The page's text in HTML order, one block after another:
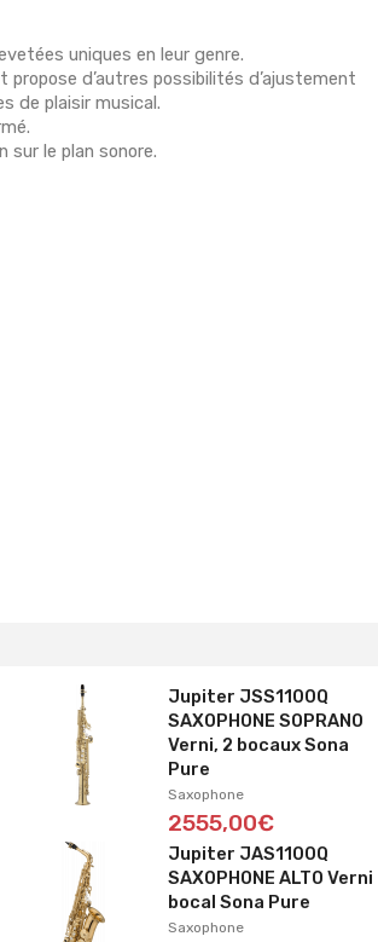
uniques en leur genre.
d’autres possibilités d’ajustement
de plaisir musical.
sur le plan sonore.
Jupiter JSS1100Q
SAXOPHONE SOPRANO
Verni, 2 bocaux Sona
Pure
Saxophone
2555,00€
Jupiter JAS1100Q
SAXOPHONE ALTO Verni
bocal Sona Pure
Saxophone